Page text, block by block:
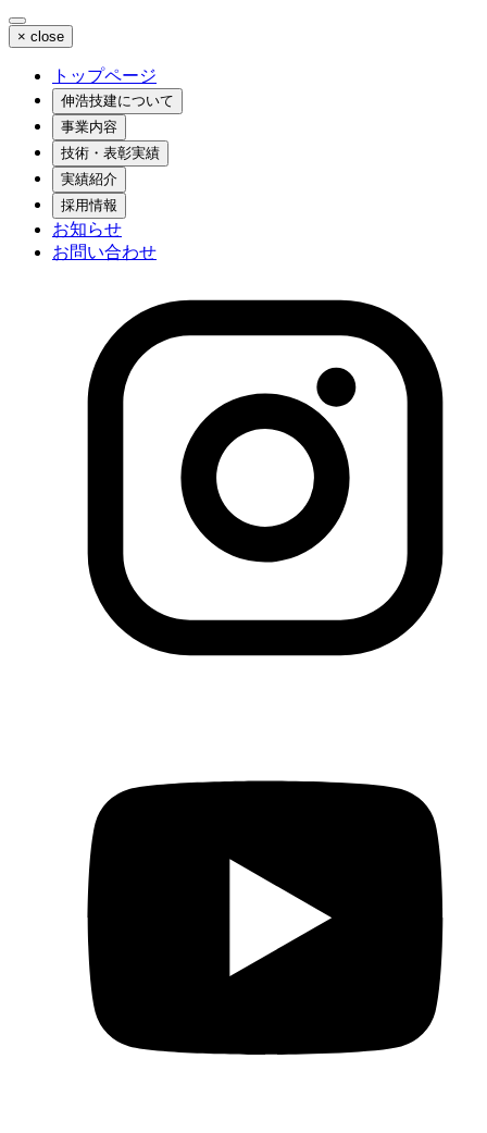
× close
トップページ
伸浩技建について
事業内容
技術・表彰実績
実績紹介
採用情報
お知らせ
お問い合わせ